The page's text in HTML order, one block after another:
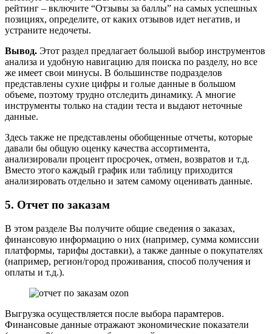
рейтинг – включите “Отзывы за баллы” на самых успешных
позициях, определите, от каких отзывов идет негатив, и
устраните недочеты.
Вывод. Этот раздел предлагает большой выбор инструментов
анализа и удобную навигацию для поиска по разделу, но все
же имеет свои минусы. В большинстве подразделов
представлены сухие цифры и голые данные в большом
объеме, поэтому трудно отследить динамику. А многие
инструменты только на стадии теста и выдают неточные
данные.
Здесь также не представлены обобщенные отчеты, которые
давали бы общую оценку качества ассортимента,
анализировали процент просрочек, отмен, возвратов и т.д.
Вместо этого каждый график или таблицу приходится
анализировать отдельно и затем самому оценивать данные.
5. Отчет по заказам
В этом разделе Вы получите общие сведения о заказах,
финансовую информацию о них (например, сумма комиссии
платформы, тарифы доставки), а также данные о покупателях
(например, регион/город проживания, способ получения и
оплаты и т.д.).
Выгрузка осуществляется после выбора парамтеров.
Финансовые данные отражают экономические показатели